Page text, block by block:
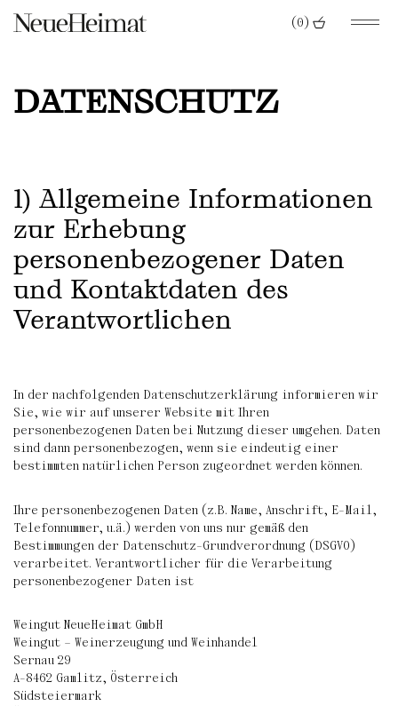
(0)
DATENSCHUTZ
1) Allgemeine Informationen
zur Erhebung
personenbezogener Daten
und Kontaktdaten des
Verantwortlichen
In der nachfolgenden Datenschutzerklärung informieren wir
Sie, wie wir auf unserer Website mit Ihren
personenbezogenen Daten bei Nutzung dieser umgehen. Daten
sind dann personenbezogen, wenn sie eindeutig einer
bestimmten natürlichen Person zugeordnet werden können.
Ihre personenbezogenen Daten (z.B. Name, Anschrift, E-Mail,
Telefonnummer, u.ä.) werden von uns nur gemäß den
Bestimmungen der Datenschutz-Grundverordnung (DSGVO)
verarbeitet. Verantwortlicher für die Verarbeitung
personenbezogener Daten ist
Weingut NeueHeimat GmbH
Weingut – Weinerzeugung und Weinhandel
Sernau 29
A-8462 Gamlitz, Österreich
Südsteiermark